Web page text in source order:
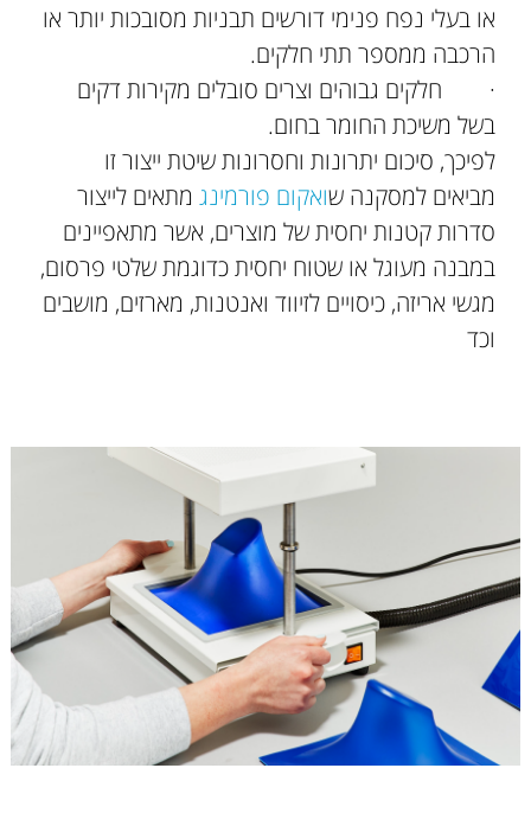
או בעלי נפח פנימי דורשים תבניות מסובכות יותר או
הרכבה ממספר תתי חלקים.
· חלקים גבוהים וצרים סובלים מקירות דקים
בשל משיכת החומר בחום.
לפיכך, סיכום יתרונות וחסרונות שיטת ייצור זו
מביאים למסקנה שואקום פורמינג מתאים לייצור
סדרות קטנות יחסית של מוצרים, אשר מתאפיינים
במבנה מעוגל או שטוח יחסית כדוגמת שלטי פרסום,
מגשי אריזה, כיסויים לזיווד ואנטנות, מארזים, מושבים
וכד